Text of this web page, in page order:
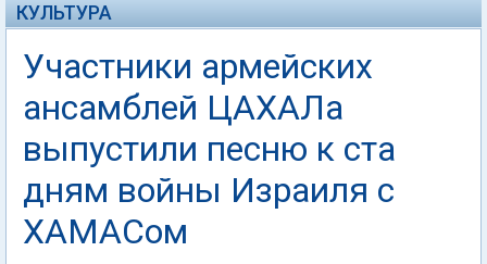
КУЛЬТУРА
Участники армейских
ансамблей ЦАХАЛа
выпустили песню к ста
дням войны Израиля с
ХАМАСом